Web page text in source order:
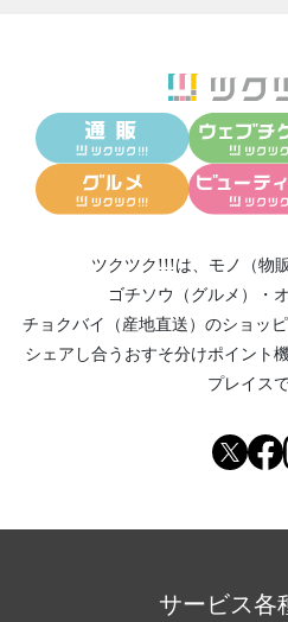
ツクツク!!!は、 モノ（物販
ゴチソウ（グルメ）
・
チョクバイ（産地直送） のショッ
シェアし合う おすそ分けポイント
プレイスで
サービス各